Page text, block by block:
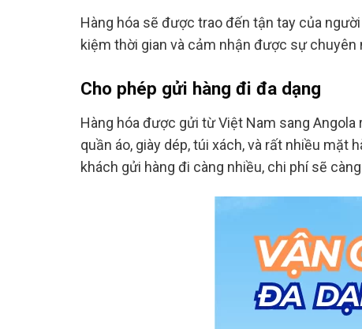
Hàng hóa sẽ được trao đến tận tay của
kiệm thời gian và cảm nhận được sự chuyên
Cho phép gửi hàng đi đa dạng
Hàng hóa được gửi từ Việt Nam sang
quần áo, giày dép, túi xách, và rất nhiều mặt
khách gửi hàng đi càng nhiều, chi phí sẽ